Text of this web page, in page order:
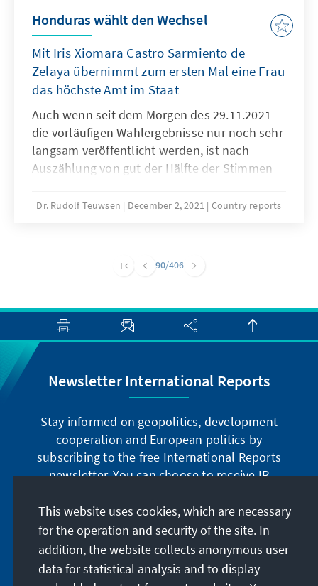
diese Zersplitterung der Parteienlandschaft
und die Komplexität der Koalitionen stellen
die repräsentative Demokratie Brasiliens
immer wieder vor neue Herausforderungen.
Ein politische Alternative zwischen Bolsonaro
und Lula ist aktuell nur schwer ausmachbar.
Honduras wählt den Wechsel
Mit Iris Xiomara Castro Sarmiento de
Zelaya übernimmt zum ersten Mal eine Frau
das höchste Amt im Staat
Auch wenn seit dem Morgen des 29.11.2021
die vorläufigen Wahlergebnisse nur noch sehr
langsam veröffentlicht werden, ist nach
Auszählung von gut der Hälfte der Stimmen
haben den etablierten Parteien den Rücken
Ablauf der Abstimmung bis auf wenige kleine
und geordnet. Noch offen ist, wie viele
Unterstützter die neue Präsidentin, Xiomara
Castro, im Parlament haben wird.
Dr. Rudolf Teuwsen December 2, 2021 Country reports
90/406
Newsletter International Reports
Stay informed on geopolitics, development
cooperation and European politics by
subscribing to the free International Reports
newsletter. You can choose to receive IR
German or have the print version sent to you in
German or English.
Jetzt abonnieren
This website uses cookies, which are necessary
for the operation and security of the site. In
addition, the website collects anonymous user
data for statistical analysis and to display